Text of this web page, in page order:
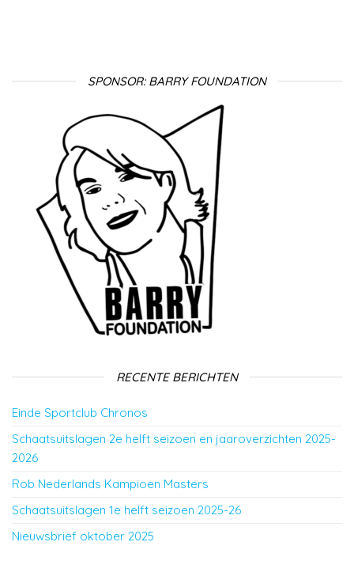
SPONSOR: BARRY FOUNDATION
RECENTE BERICHTEN
Einde Sportclub Chronos
Schaatsuitslagen 2e helft seizoen en jaaroverzichten 2025-
2026
Rob Nederlands Kampioen Masters
Schaatsuitslagen 1e helft seizoen 2025-26
Nieuwsbrief oktober 2025